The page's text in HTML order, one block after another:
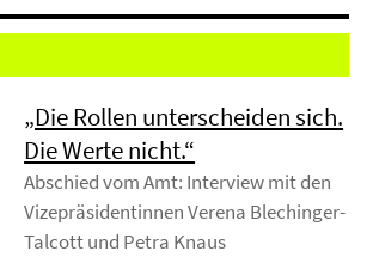
„Die Rollen unterscheiden sich.
Die Werte nicht.“
Abschied vom Amt: Interview mit den
Vizepräsidentinnen Verena Blechinger-
Talcott und Petra Knaus